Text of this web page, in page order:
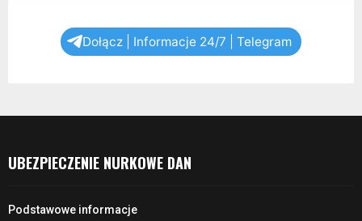
Dołącz | Informacje 24/7 | Telegram
UBEZPIECZENIE NURKOWE DAN
Podstawowe informacje